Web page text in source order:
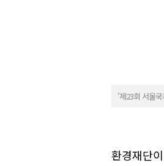
'제23회 서울
환경재단